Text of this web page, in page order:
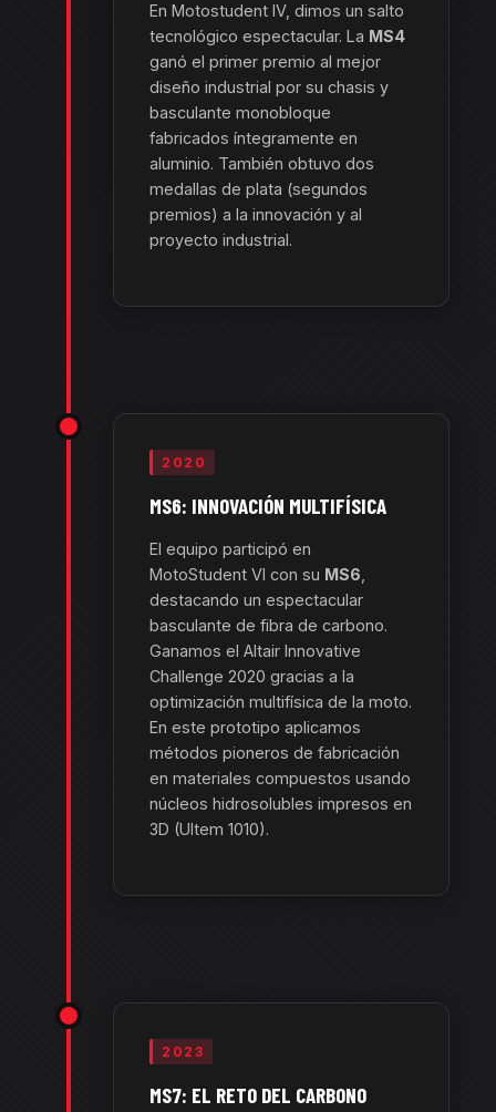
En Motostudent IV, dimos un salto
tecnológico espectacular. La MS4
ganó el primer premio al mejor
diseño industrial por su chasis y
basculante monobloque
fabricados íntegramente en
aluminio. También obtuvo dos
medallas de plata (segundos
premios) a la innovación y al
proyecto industrial.
2020
MS6: INNOVACIÓN MULTIFÍSICA
El equipo participó en
MotoStudent VI con su MS6
destacando un espectacular
basculante de fibra de carbono.
Ganamos el Altair Innovative
Challenge 2020 gracias a la
optimización multifísica de la moto.
En este prototipo aplicamos
métodos pioneros de fabricación
en materiales compuestos usando
núcleos hidrosolubles impresos en
3D (Ultem 1010).
2023
MS7: EL RETO DEL CARBONO